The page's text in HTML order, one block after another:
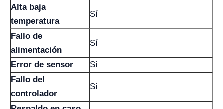
Alta baja
temperatura
Sí
Fallo de
alimentación
Sí
Error de sensor
Sí
Fallo del
controlador
Sí